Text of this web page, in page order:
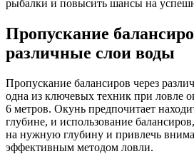
рыбалки и повысить шансы на
Пропускание
различные слои воды
Пропускание балансиров через
одна из ключевых техник при ловле
6 метров. Окунь предпочитает
глубине, и использование
на нужную глубину и привлечь
эффективным методом ловли.